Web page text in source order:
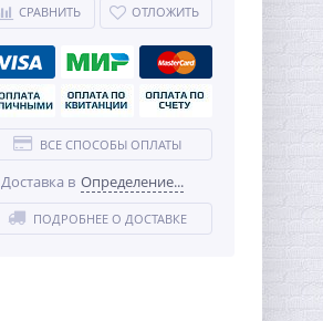
СРАВНИТЬ ОТЛОЖИТЬ
ВСЕ СПОСОБЫ ОПЛАТЫ
Доставка в Определение...
ПОДРОБНЕЕ О ДОСТАВКЕ